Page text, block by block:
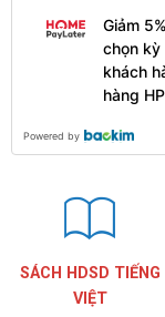
Giảm
chọn kỳ
khách
hàng
Powered by
SÁCH HDSD TIẾNG
VIỆT